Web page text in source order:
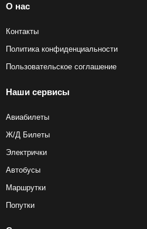
О нас
Контакты
Политика конфиденциальности
Пользовательское соглашение
Наши сервисы
Авиабилеты
Ж/Д Билеты
Электрички
Автобусы
Маршрутки
Попутки